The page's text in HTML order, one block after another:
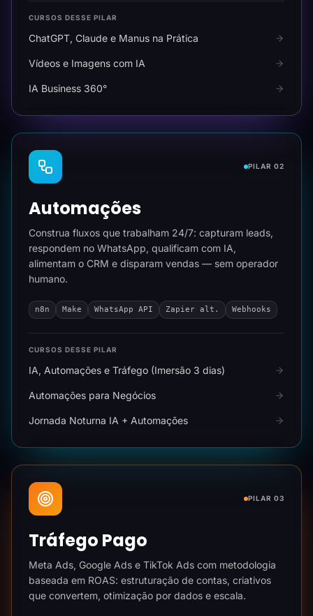
CURSOS DESSE PILAR
ChatGPT, Claude e Manus na Prática
Vídeos e Imagens com IA
IA Business 360°
PILAR 02
Automações
Construa fluxos que trabalham 24/7: capturam leads,
respondem no WhatsApp, qualificam com IA,
alimentam o CRM e disparam vendas — sem operador
humano.
n8n Make WhatsApp API Zapier alt. Webhooks
CURSOS DESSE PILAR
IA, Automações e Tráfego (Imersão 3 dias)
Automações para Negócios
Jornada Noturna IA + Automações
PILAR 03
Tráfego Pago
Meta Ads, Google Ads e TikTok Ads com metodologia
baseada em ROAS: estruturação de contas, criativos
que convertem, otimização por dados e escala.